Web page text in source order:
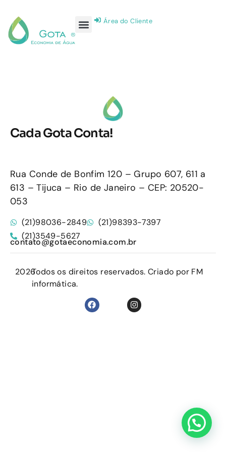
Área do Cliente
Cada Gota Conta!
Rua Conde de Bonfim 120 – Grupo 607, 611 a
613 – Tijuca – Rio de Janeiro – CEP: 20520-
053
(21)98036-2849
(21)98393-7397
(21)3549-5627
contato@gotaeconomia.com.br
2026Todos os direitos reservados. Criado por FM
informática.